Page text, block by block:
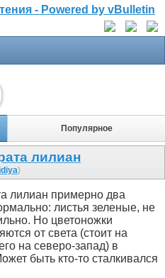
Популярное
лилиан
)
лилиан примерно два
листья зеленые, не
Но цветоножки
от света (стоит на
на северо-запад) в
быть кто-то сталкивался